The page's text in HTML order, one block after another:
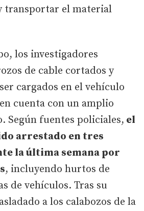
transportar el material
los investigadores
de cable cortados y
cargados en el vehículo
cuenta con un amplio
Según fuentes policiales, el
arrestado en tres
la última semana por
, incluyendo hurtos de
de vehículos. Tras su
a los calabozos de la